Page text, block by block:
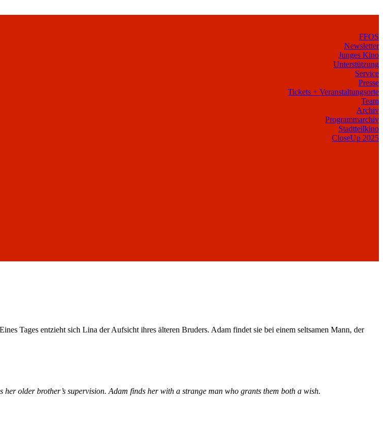
FFOS
Newsletter
Junges Kino
Unterstützung
Service
Presse
Tickets + Veranstaltungsorte
Team
Archiv
Programmarchiv
Stadtteilkino
CloseUp 2025
Tages entzieht sich Lina der Aufsicht ihres älteren Bruders. Adam findet sie bei einem seltsamen Mann, der
older brother’s supervision. Adam finds her with a strange man who grants them both a wish.